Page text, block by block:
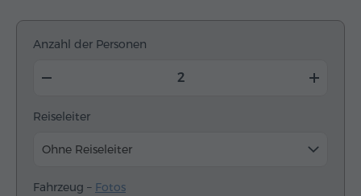
Anzahl der Personen
Reiseleiter
Ohne Reiseleiter
Fahrzeug – Fotos